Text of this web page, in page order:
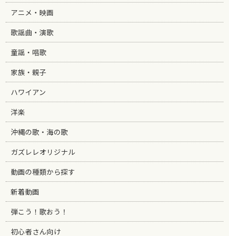
アニメ・映画
歌謡曲・演歌
童謡・唱歌
家族・親子
ハワイアン
洋楽
沖縄の歌・海の歌
ガズレレオリジナル
動画の種類から探す
新着動画
弾こう！歌おう！
初心者さん向け